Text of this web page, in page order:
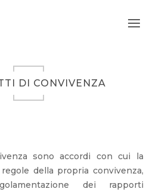
DI CONVIVENZA
sono accordi con cui la
della propria convivenza,
dei rapporti